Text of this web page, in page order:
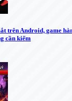
trên Android, game
cần kiếm